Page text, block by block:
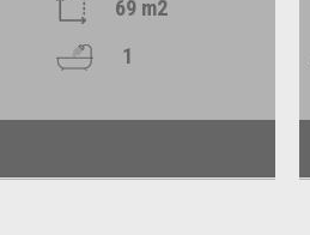
69 m2
1